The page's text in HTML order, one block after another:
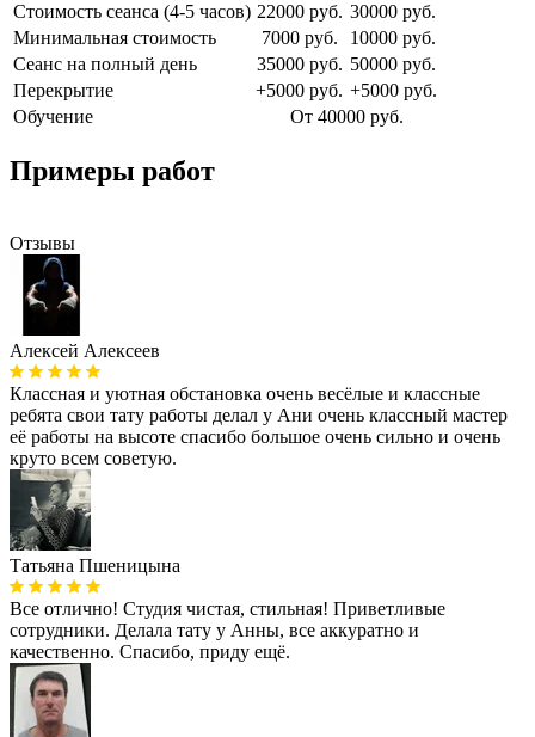
Стоимость сеанса (4-5 часов) 22000 руб. 30000 руб.
Минимальная стоимость
7000 руб.
10000 руб.
Сеанс на полный день
35000 руб. 50000 руб.
Перекрытие
+5000 руб. +5000 руб.
Обучение
От 40000 руб.
Примеры работ
Отзывы
Алексей Алексеев
Классная и уютная обстановка очень весёлые и классные
ребята свои тату работы делал у Ани очень классный мастер
её работы на высоте спасибо большое очень сильно и очень
круто всем советую.
Татьяна Пшеницына
Все отлично! Студия чистая, стильная! Приветливые
сотрудники. Делала тату у Анны, все аккуратно и
качественно. Спасибо, приду ещё.